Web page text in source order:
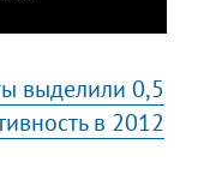
выделили 0,5
в 2012